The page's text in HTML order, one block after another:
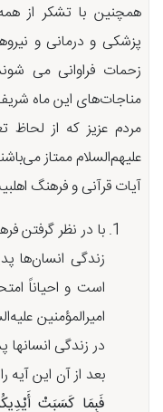
همچنین با تشکر از
پزشکی و درمانی و
زحمات فراوانی می
مناجات‌های این ماه شریف
مردم عزیز که از
علیهم‌السلام ممتاز
آیات قرآنی و فرهنگ
با در نظر گرفتن
زندگی انسان‌ها
است و احیاناً
امیرالمؤمنین
در زندگی انسانها
بعد از آن این آیه
فَبِمَا كَسَبَتْ